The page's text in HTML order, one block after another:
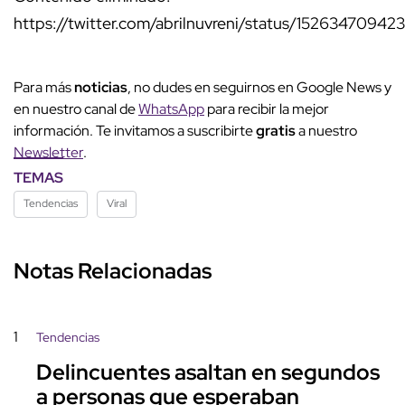
https://twitter.com/abrilnuvreni/status/
Para másnoticias, no dudes en seguirnos en Google News y
en nuestro canal deWhatsApppara recibir la mejor
información. Te invitamos a suscribirtegratisa nuestro
Newsletter.
TEMAS
Tendencias Viral
Notas Relacionadas
1 Tendencias
Delincuentes asaltan en segundos
a personas que esperaban